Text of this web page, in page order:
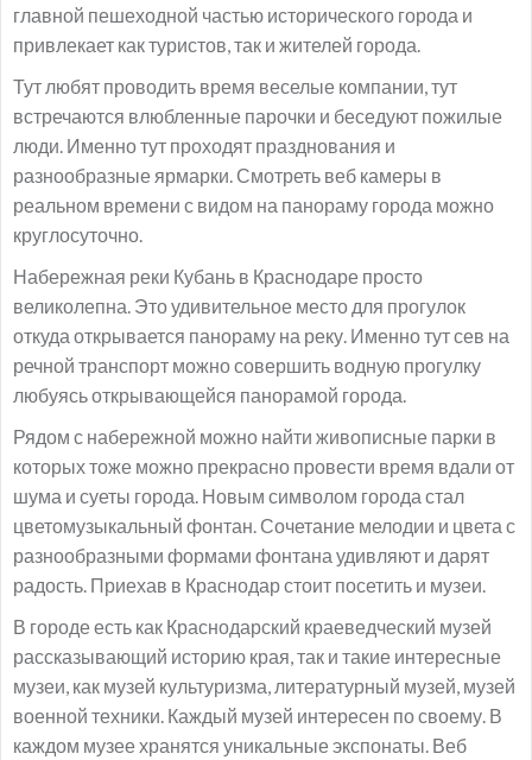
главной пешеходной частью исторического города и
привлекает как туристов, так и жителей города.
Тут любят проводить время веселые компании, тут
встречаются влюбленные парочки и беседуют пожилые
люди. Именно тут проходят празднования и
разнообразные ярмарки. Смотреть веб камеры в
реальном времени с видом на панораму города можно
круглосуточно.
Набережная реки Кубань в Краснодаре просто
великолепна. Это удивительное место для прогулок
откуда открывается панораму на реку. Именно тут сев на
речной транспорт можно совершить водную прогулку
любуясь открывающейся панорамой города.
Рядом с набережной можно найти живописные парки в
которых тоже можно прекрасно провести время вдали от
шума и суеты города. Новым символом города стал
цветомузыкальный фонтан. Сочетание мелодии и цвета с
разнообразными формами фонтана удивляют и дарят
радость. Приехав в Краснодар стоит посетить и музеи.
В городе есть как Краснодарский краеведческий музей
рассказывающий историю края, так и такие интересные
музеи, как музей культуризма, литературный музей, музей
военной техники. Каждый музей интересен по своему. В
каждом музее хранятся уникальные экспонаты. Веб